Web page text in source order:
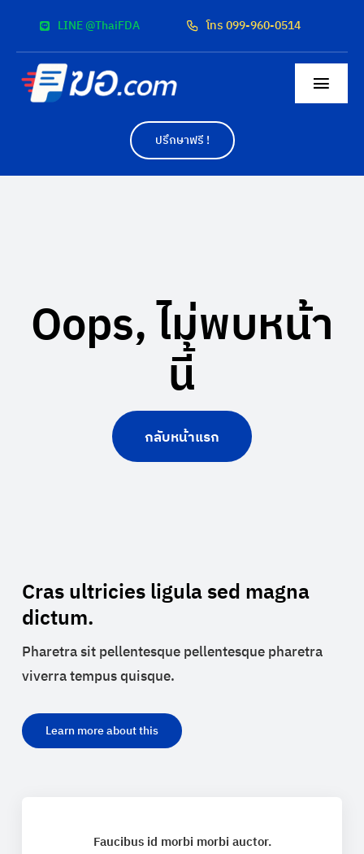
content
LINE @ThaiFDA โทร 099-960-0514
สื่อโฆษณา
ติดต่อเรา
ปรึกษาฟรี !
Oops, ไม่พบหน้า
นี้
กลับหน้าแรก
Cras ultricies ligula sed magna
dictum.
Pharetra sit pellentesque pellentesque pharetra
viverra tempus quisque.
Learn more about this
Faucibus id morbi morbi auctor.